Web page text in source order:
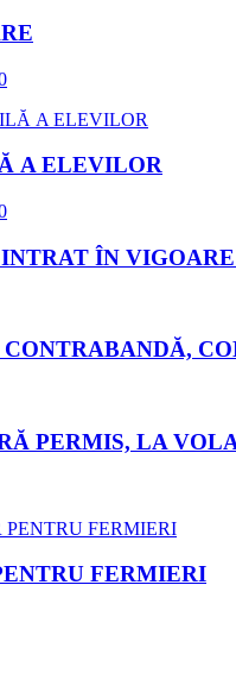
A ELEVILOR
ÎN
PERMIS, LA
FERMIERI